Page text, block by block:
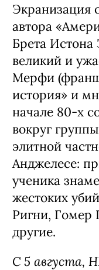
Экранизация
автора
Брета Истона
великий и
Мерфи
история» и
начале 80-х
вокруг
элитной
Анджелесе:
ученика
жестоких
Ригни, Гомер
другие.
С 5 августа,